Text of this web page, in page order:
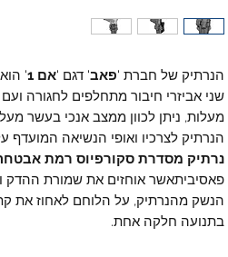
הנרתיק של חברת 'פאב' דגם 'אם 1
'
מעלות, ניתן לכוון ממצב אנכי בעשר
הנרתיק לצרכיו ואופי הנשיאה המועדף
נרתיק מסדרת סקורפיוס רמת
פאסיביתאשר אוחזים את שמורת ההדק
הנשק מהנרתיק, על הלוחם לאחוז את
בתנועה חלקה אחת.